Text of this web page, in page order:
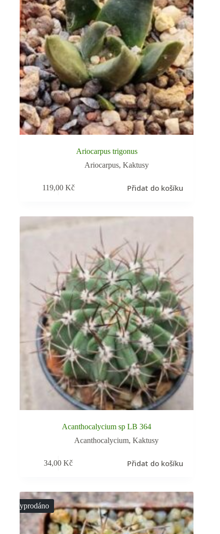
Ariocarpus trigonus
Ariocarpus, Kaktusy
119,00 Kč Přidat do košíku
Acanthocalycium sp LB 364
Acanthocalycium,Kaktusy
34,00Kč Přidat do košíku
Vyprodáno